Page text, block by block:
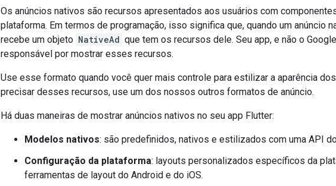
Os anúncios nativos são recursos apresentados aos usuários com
plataforma. Em termos de programação, isso significa que, quando um anúncio
recebe um objeto NativeAd que tem os recursos dele. Seu app, e não o
responsável por mostrar esses recursos.
Use esse formato quando você quer mais controle para estilizar a aparência
precisar desses recursos, use um dos nossos outros formatos de anúncio.
Há duas maneiras de mostrar anúncios nativos no seu app Flutter:
Modelos nativos: são predefinidos, nativos e estilizados com uma API do
Configuração da plataforma: layouts personalizados específicos da
ferramentas de layout do Android e do iOS.